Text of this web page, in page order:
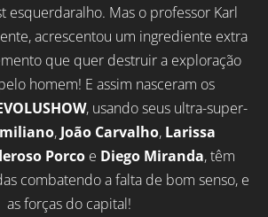
esquerdaralho. Mas o professor Karl
acrescentou um ingrediente extra
que quer destruir a exploração
homem! E assim nasceram os
, usando seus ultra-super-
, João Carvalho, Larissa
Porco e Diego Miranda, têm
combatendo a falta de bom senso, e
as forças do capital!